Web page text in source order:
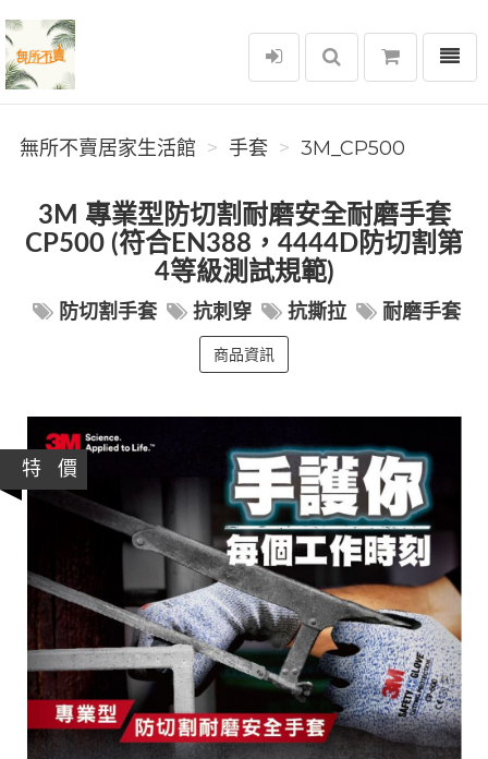
無所不賣居家生活館
選單
無所不賣居家生活館 手套 3M_CP500
3M 專業型防切割耐磨安全耐磨手套
CP500 (符合EN388，4444D防切割第
4等級測試規範)
防切割手套 抗刺穿 抗撕拉 耐磨手套
商品資訊
特 價